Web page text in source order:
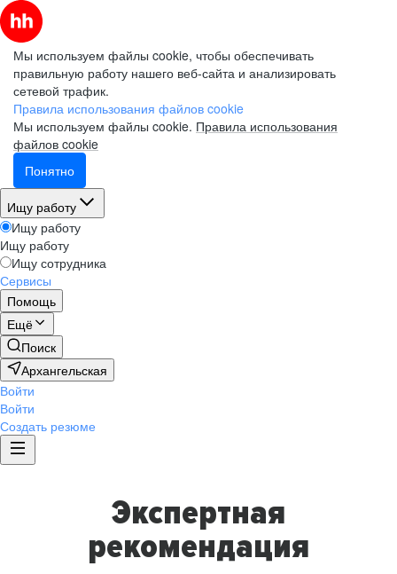
Мы используем файлы cookie, чтобы обеспечивать
правильную работу нашего веб-сайта и анализировать
сетевой трафик.
Правила использования файлов cookie
Мы используем файлы cookie. Правила использования
файлов cookie
Понятно
Ищу работу
Ищу работу
Ищу работу
Ищу сотрудника
Сервисы
Помощь
Ещё
Поиск
Архангельская
Войти
Войти
Создать резюме
Экспертная
рекомендация